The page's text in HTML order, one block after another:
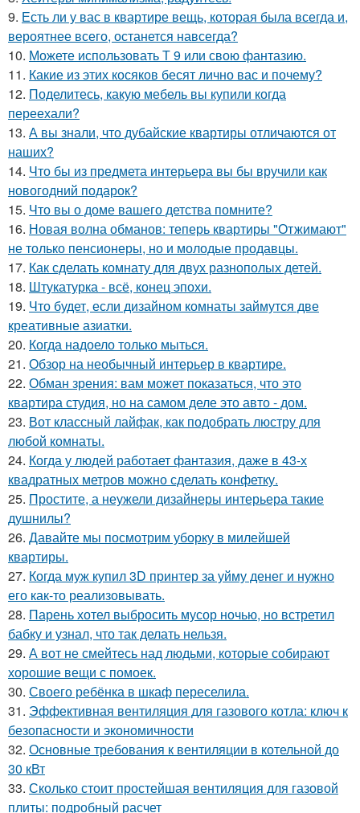
9. Есть ли у вас в квартире вещь, которая была всегда и,
вероятнее всего, останется навсегда?
10. Можете использовать Т 9 или свою фантазию.
11. Какие из этих косяков бесят лично вас и почему?
12. Поделитесь, какую мебель вы купили когда
переехали?
13. А вы знали, что дубайские квартиры отличаются от
наших?
14. Что бы из предмета интерьера вы бы вручили как
новогодний подарок?
15. Что вы о доме вашего детства помните?
16. Новая волна обманов: теперь квартиры "Отжимают"
не только пенсионеры, но и молодые продавцы.
17. Как сделать комнату для двух разнополых детей.
18. Штукатурка - всё, конец эпохи.
19. Что будет, если дизайном комнаты займутся две
креативные азиатки.
20. Когда надоело только мыться.
21. Обзор на необычный интерьер в квартире.
22. Обман зрения: вам может показаться, что это
квартира студия, но на самом деле это авто - дом.
23. Вот классный лайфак, как подобрать люстру для
любой комнаты.
24. Когда у людей работает фантазия, даже в 43-х
квадратных метров можно сделать конфетку.
25. Простите, а неужели дизайнеры интерьера такие
душнилы?
26. Давайте мы посмотрим уборку в милейшей
квартиры.
27. Когда муж купил 3D принтер за уйму денег и нужно
его как-то реализовывать.
28. Парень хотел выбросить мусор ночью, но встретил
бабку и узнал, что так делать нельзя.
29. А вот не смейтесь над людьми, которые собирают
хорошие вещи с помоек.
30. Своего ребёнка в шкаф переселила.
31. Эффективная вентиляция для газового котла: ключ к
безопасности и экономичности
32. Основные требования к вентиляции в котельной до
30 кВт
33. Сколько стоит простейшая вентиляция для газовой
плиты: подробный расчет